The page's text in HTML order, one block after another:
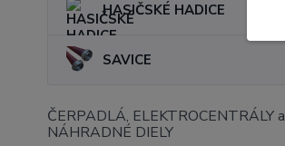
HASIČSKÉ HADICE
SAVICE
ČERPADLÁ, ELEKTROCENTRÁLY a
NÁHRADNÉ DIELY